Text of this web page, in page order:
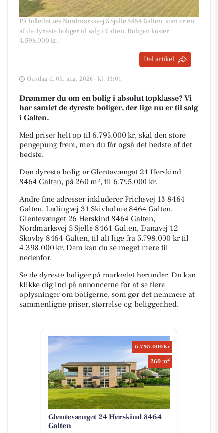
På billedet ses Nordmarksvej 5 Sjelle 8464 Galten, som er en
af de dyreste boliger til salg i Galten. Boligen koster
4.598.000 kr.
Del artikel
Onsdag d. 05. aug. 2026 - kl. 13:01
Drømmer du om en bolig i absolut topklasse? Vi
har samlet de dyreste boliger, der lige nu er til salg
i Galten.
Med priser helt op til 6.795.000 kr, skal den store
pengepung frem, men du får også det bedste af det
bedste.
Den dyreste bolig er Glentevænget 24 Herskind
8464 Galten, på 260 m², til 6.795.000 kr.
Andre fine adresser inkluderer Frichsvej 13 8464
Galten, Ladingvej 31 Skivholme 8464 Galten,
Glentevænget 26 Herskind 8464 Galten,
Nordmarksvej 5 Sjelle 8464 Galten, Danavej 12
Skovby 8464 Galten, til alt lige fra 5.798.000 kr til
4.398.000 kr. Dem kan du se meget mere til
nedenfor.
Se de dyreste boliger på markedet herunder. Du kan
klikke dig ind på annoncerne for at se flere
oplysninger om boligerne, som gør det nemmere at
sammenligne priser, størrelse og beliggenhed.
6.795.000 kr
260 m2
Glentevænget 24 Herskind 8464
Galten